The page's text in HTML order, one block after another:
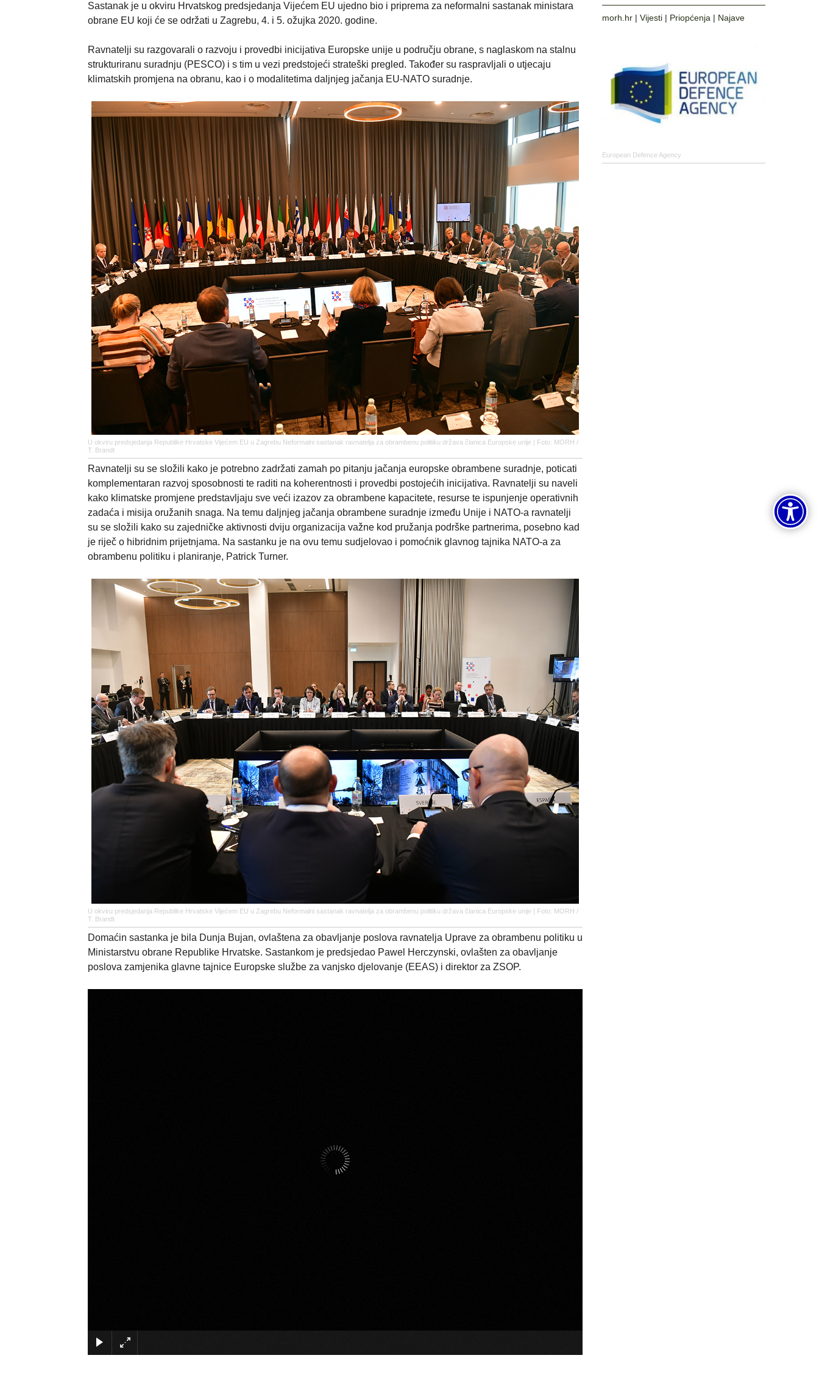
Sastanak je u okviru Hrvatskog predsjedanja Vijećem EU ujedno bio i priprema za neformalni sastanak ministara
obrane EU koji će se održati u Zagrebu, 4. i 5. ožujka 2020. godine.
Ravnatelji su razgovarali o razvoju i provedbi inicijativa Europske unije u području obrane, s naglaskom na stalnu
strukturiranu suradnju (PESCO) i s tim u vezi predstojeći strateški pregled. Također su raspravljali o utjecaju
klimatskih promjena na obranu, kao i o modalitetima daljnjeg jačanja EU-NATO suradnje.
U okviru predsjedanja Republike Hrvatske Vijećem EU u Zagrebu Neformalni sastanak ravnatelja za obrambenu politiku država članica Europske unije | Foto: MORH /
T. Brandt
Ravnatelji su se složili kako je potrebno zadržati zamah po pitanju jačanja europske obrambene suradnje, poticati
komplementaran razvoj sposobnosti te raditi na koherentnosti i provedbi postojećih inicijativa. Ravnatelji su naveli
kako klimatske promjene predstavljaju sve veći izazov za obrambene kapacitete, resurse te ispunjenje operativnih
zadaća i misija oružanih snaga. Na temu daljnjeg jačanja obrambene suradnje između Unije i NATO-a ravnatelji
su se složili kako su zajedničke aktivnosti dviju organizacija važne kod pružanja podrške partnerima, posebno kad
je riječ o hibridnim prijetnjama. Na sastanku je na ovu temu sudjelovao i pomoćnik glavnog tajnika NATO-a za
obrambenu politiku i planiranje, Patrick Turner.
U okviru predsjedanja Republike Hrvatske Vijećem EU u Zagrebu Neformalni sastanak ravnatelja za obrambenu politiku država članica Europske unije | Foto: MORH /
T. Brandt
Domaćin sastanka je bila Dunja Bujan, ovlaštena za obavljanje poslova ravnatelja Uprave za obrambenu politiku u
Ministarstvu obrane Republike Hrvatske. Sastankom je predsjedao Pawel Herczynski, ovlašten za obavljanje
poslova zamjenika glavne tajnice Europske službe za vanjsko djelovanje (EEAS) i direktor za ZSOP.
morh.hr | Vijesti | Priopćenja | Najave
European Defence Agency